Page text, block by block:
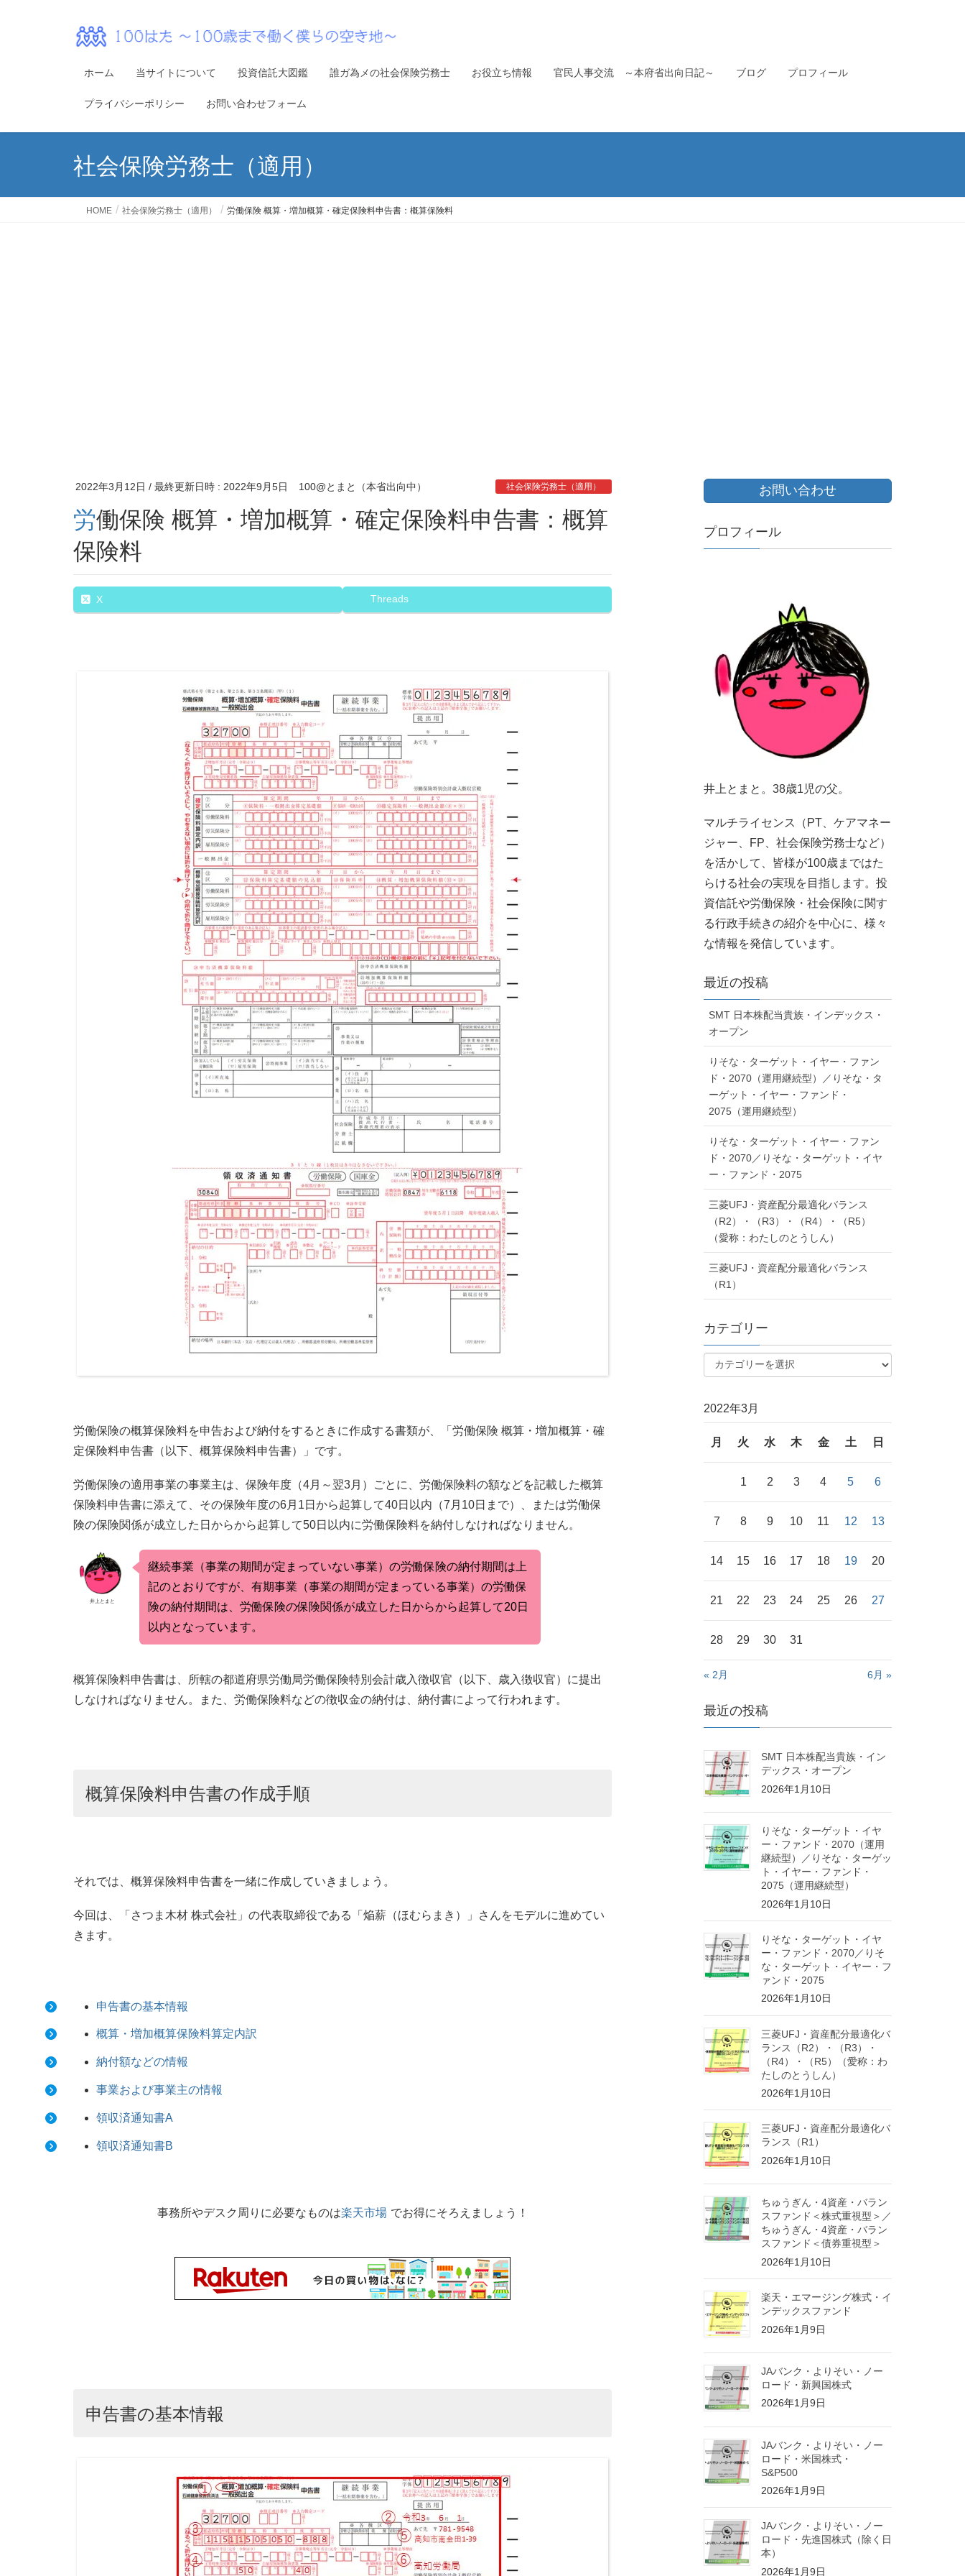
ホーム 当サイトについて 投資信託大図鑑 誰ガ為メの社会保険労務士 お役立ち情報 官民人事交流 ～本府省出向日記～ ブログ プロフィール
プライバシーポリシー お問い合わせフォーム
社会保険労務士（適用）
HOME 社会保険労務士（適用） 労働保険 概算・増加概算・確定保険料申告書：概算保険料
2022年3月12日 / 最終更新日時 : 2022年9月5日 100@とまと（本省出向中） 社会保険労務士（適用）
労働保険 概算・増加概算・確定保険料申告書：概算
保険料
X Threads
労働保険の概算保険料を申告および納付をするときに作成する書類が、「労働保険 概算・増加概算・確
定保険料申告書（以下、概算保険料申告書）」です。
労働保険の適用事業の事業主は、保険年度（4月～翌3月）ごとに、労働保険料の額などを記載した概算
保険料申告書に添えて、その保険年度の6月1日から起算して40日以内（7月10日まで）、または労働保
険の保険関係が成立した日からから起算して50日以内に労働保険料を納付しなければなりません。
井上とまと
継続事業（事業の期間が定まっていない事業）の労働保険の納付期間は上
記のとおりですが、有期事業（事業の期間が定まっている事業）の労働保
険の納付期間は、労働保険の保険関係が成立した日からから起算して20日
以内となっています。
概算保険料申告書は、所轄の都道府県労働局労働保険特別会計歳入徴収官（以下、歳入徴収官）に提出
しなければなりません。また、労働保険料などの徴収金の納付は、納付書によって行われます。
概算保険料申告書の作成手順
それでは、概算保険料申告書を一緒に作成していきましょう。
今回は、「さつま木材 株式会社」の代表取締役である「焔薪（ほむらまき）」さんをモデルに進めてい
きます。
申告書の基本情報
概算・増加概算保険料算定内訳
納付額などの情報
事業および事業主の情報
領収済通知書A
領収済通知書B
事務所やデスク周りに必要なものは楽天市場 でお得にそろえましょう！
申告書の基本情報
お問い合わせ
プロフィール
井上とまと。38歳1児の父。
マルチライセンス（PT、ケアマネー
ジャー、FP、社会保険労務士など）
を活かして、皆様が100歳まではた
らける社会の実現を目指します。投
資信託や労働保険・社会保険に関す
る行政手続きの紹介を中心に、様々
な情報を発信しています。
最近の投稿
SMT 日本株配当貴族・インデックス・
オープン
りそな・ターゲット・イヤー・ファン
ド・2070（運用継続型）／りそな・タ
ーゲット・イヤー・ファンド・
2075（運用継続型）
りそな・ターゲット・イヤー・ファン
ド・2070／りそな・ターゲット・イヤ
ー・ファンド・2075
三菱UFJ・資産配分最適化バランス
（R2）・（R3）・（R4）・（R5）
（愛称：わたしのとうしん）
三菱UFJ・資産配分最適化バランス
（R1）
カテゴリー
2022年3月
月 火 水 木 金 土 日
1 2 3 4 5 6
7 8 9 10 11 12 13
14 15 16 17 18 19 20
21 22 23 24 25 26 27
28 29 30 31
« 2月 6月 »
最近の投稿
SMT 日本株配当貴族・イン
デックス・オープン
2026年1月10日
りそな・ターゲット・イヤ
ー・ファンド・2070（運用
継続型）／りそな・ターゲッ
ト・イヤー・ファンド・
2075（運用継続型）
2026年1月10日
りそな・ターゲット・イヤ
ー・ファンド・2070／りそ
な・ターゲット・イヤー・フ
ァンド・2075
2026年1月10日
三菱UFJ・資産配分最適化バ
ランス（R2）・（R3）・
（R4）・（R5）（愛称：わ
たしのとうしん）
2026年1月10日
三菱UFJ・資産配分最適化バ
ランス（R1）
2026年1月10日
ちゅうぎん・4資産・バラン
スファンド＜株式重視型＞／
ちゅうぎん・4資産・バラン
スファンド＜債券重視型＞
2026年1月10日
楽天・エマージング株式・イ
ンデックスファンド
2026年1月9日
JAバンク・よりそい・ノー
ロード・新興国株式
2026年1月9日
JAバンク・よりそい・ノー
ロード・米国株式・
S&P500
2026年1月9日
JAバンク・よりそい・ノー
ロード・先進国株式（除く日
本）
2026年1月9日